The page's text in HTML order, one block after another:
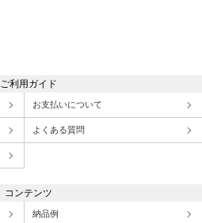
ご利用ガイド
お支払いについて
よくある質問
コンテンツ
納品例